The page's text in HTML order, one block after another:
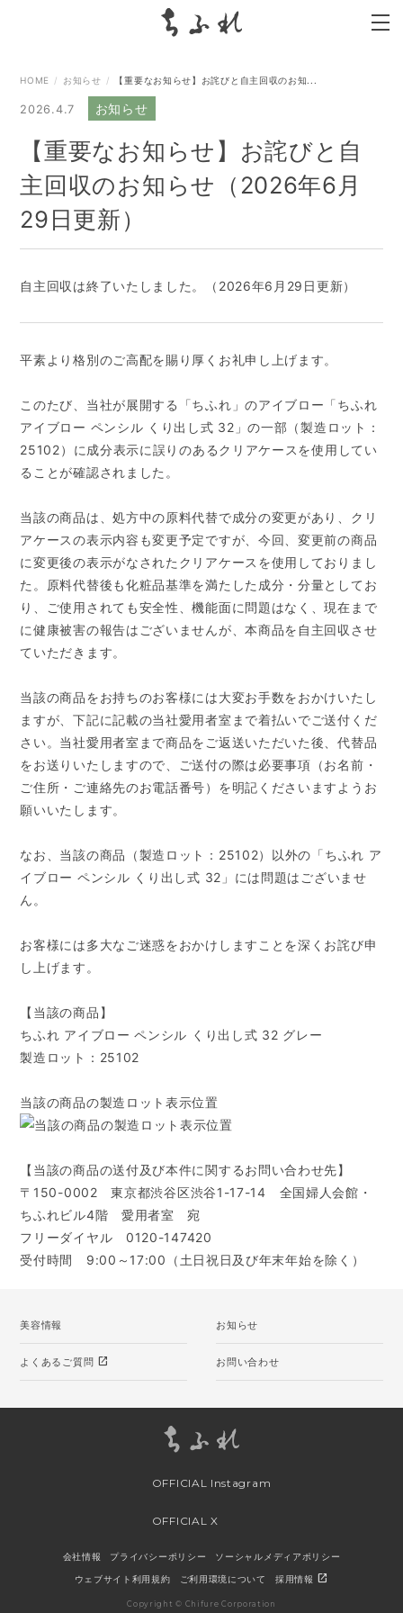
HOME お知らせ 【重要なお知らせ】お詫びと自主回収のお知...
2026.4.7 お知らせ
【重要なお知らせ】お詫びと自
主回収のお知らせ（2026年6月
29日更新）
自主回収は終了いたしました。（2026年6月29日更新）
平素より格別のご高配を賜り厚くお礼申し上げます。
このたび、当社が展開する「ちふれ」のアイブロー「ちふれ
アイブロー ペンシル くり出し式 32」の一部（製造ロット：
25102）に成分表示に誤りのあるクリアケースを使用してい
ることが確認されました。
当該の商品は、処方中の原料代替で成分の変更があり、クリ
アケースの表示内容も変更予定ですが、今回、変更前の商品
に変更後の表示がなされたクリアケースを使用しておりまし
た。原料代替後も化粧品基準を満たした成分・分量としてお
り、ご使用されても安全性、機能面に問題はなく、現在まで
に健康被害の報告はございませんが、本商品を自主回収させ
ていただきます。
当該の商品をお持ちのお客様には大変お手数をおかけいたし
ますが、下記に記載の当社愛用者室まで着払いでご送付くだ
さい。当社愛用者室まで商品をご返送いただいた後、代替品
をお送りいたしますので、ご送付の際は必要事項（お名前・
ご住所・ご連絡先のお電話番号）を明記くださいますようお
願いいたします。
なお、当該の商品（製造ロット：25102）以外の「ちふれ ア
イブロー ペンシル くり出し式 32」には問題はございませ
ん。
お客様には多大なご迷惑をおかけしますことを深くお詫び申
し上げます。
【当該の商品】
ちふれ アイブロー ペンシル くり出し式 32 グレー
製造ロット：25102
当該の商品の製造ロット表示位置
【当該の商品の送付及び本件に関するお問い合わせ先】
〒150-0002 東京都渋谷区渋谷1-17-14 全国婦人会館・
ちふれビル4階 愛用者室 宛
フリーダイヤル 0120-147420
受付時間 9:00～17:00（土日祝日及び年末年始を除く）
美容情報 お知らせ
よくあるご質問 open_in_new お問い合わせ
OFFICIAL Instagram
OFFICIAL X
会社情報 プライバシーポリシー ソーシャルメディアポリシー
ウェブサイト利用規約 ご利用環境について 採用情報 open_in_new
Copyright © Chifure Corporation